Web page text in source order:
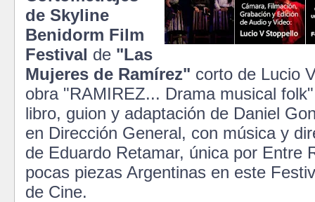
de Skyline
Benidorm Film
Festival de "Las
Mujeres de Ramírez" corto de Lucio
obra "RAMIREZ... Drama musical
libro, guion y adaptación de Daniel
en Dirección General, con música y
de Eduardo Retamar, única por Entre
pocas piezas Argentinas en este
de Cine.